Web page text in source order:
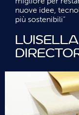
nuove idee,
più sostenibili”